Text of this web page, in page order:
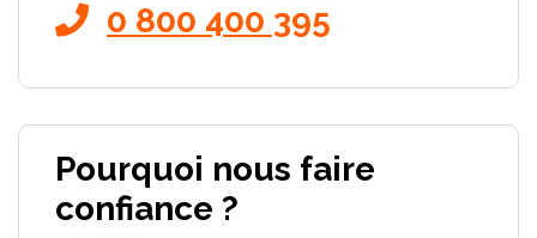
0 800 400 395
Pourquoi nous faire
confiance ?